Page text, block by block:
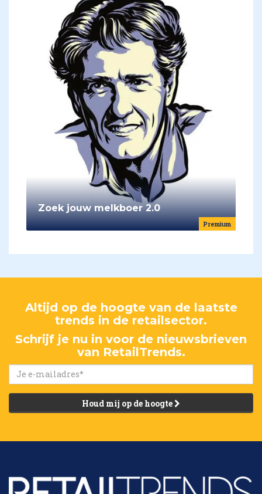
Premium
Zoek jouw melkboer 2.0
Altijd op de hoogte van de laatste
trends in de retailsector.
Schrijf je nu in voor de nieuwsbrieven
van RetailTrends.
Houd mij op de hoogte